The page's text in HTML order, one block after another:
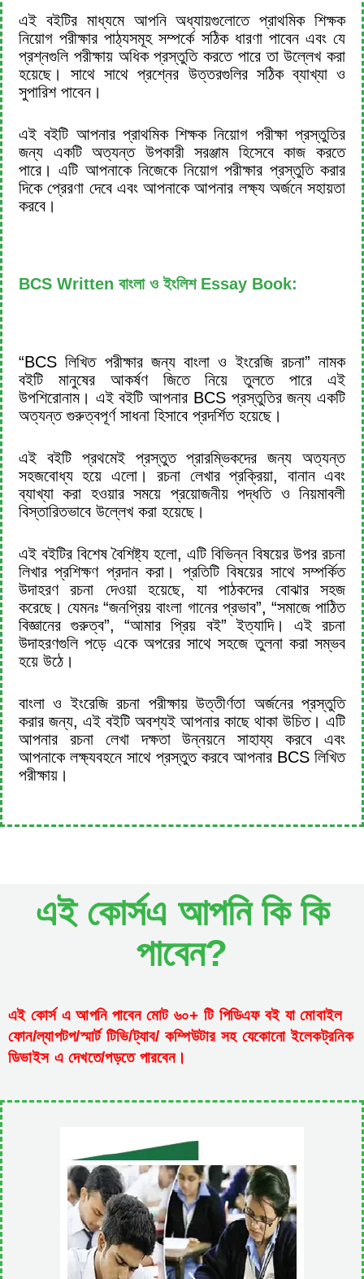
এই বইটির মাধ্যমে আপনি অধ্যায়গুলোতে প্রাথমিক শিক্ষক
নিয়োগ পরীক্ষার পাঠ্যসমূহ সম্পর্কে সঠিক ধারণা পাবেন এবং যে
প্রশ্নগুলি পরীক্ষায় অধিক প্রস্তুতি করতে পারে তা উল্লেখ করা
হয়েছে। সাথে সাথে প্রশ্নের উত্তরগুলির সঠিক ব্যাখ্যা ও
সুপারিশ পাবেন।
এই বইটি আপনার প্রাথমিক শিক্ষক নিয়োগ পরীক্ষা প্রস্তুতির
জন্য একটি অত্যন্ত উপকারী সরঞ্জাম হিসেবে কাজ করতে
পারে। এটি আপনাকে নিজেকে নিয়োগ পরীক্ষার প্রস্তুতি করার
দিকে প্রেরণা দেবে এবং আপনাকে আপনার লক্ষ্য অর্জনে সহায়তা
করবে।
BCS Written বাংলা ও ইংলিশ Essay Book:
“BCS লিখিত পরীক্ষার জন্য বাংলা ও ইংরেজি রচনা” নামক
বইটি মানুষের আকর্ষণ জিতে নিয়ে তুলতে পারে এই
উপশিরোনাম। এই বইটি আপনার BCS প্রস্তুতির জন্য একটি
অত্যন্ত গুরুত্বপূর্ণ সাধনা হিসাবে প্রদর্শিত হয়েছে।
এই বইটি প্রথমেই প্রস্তুত প্রারম্ভিকদের জন্য অত্যন্ত
সহজবোধ্য হয়ে এলো। রচনা লেখার প্রক্রিয়া, বানান এবং
ব্যাখ্যা করা হওয়ার সময়ে প্রয়োজনীয় পদ্ধতি ও নিয়মাবলী
বিস্তারিতভাবে উল্লেখ করা হয়েছে।
এই বইটির বিশেষ বৈশিষ্ট্য হলো, এটি বিভিন্ন বিষয়ের উপর রচনা
লিখার প্রশিক্ষণ প্রদান করা। প্রতিটি বিষয়ের সাথে সম্পর্কিত
উদাহরণ রচনা দেওয়া হয়েছে, যা পাঠকদের বোঝার সহজ
করেছে। যেমনঃ “জনপ্রিয় বাংলা গানের প্রভাব”, “সমাজে পাঠিত
বিজ্ঞানের গুরুত্ব”, “আমার প্রিয় বই” ইত্যাদি। এই রচনা
উদাহরণগুলি পড়ে একে অপরের সাথে সহজে তুলনা করা সম্ভব
হয়ে উঠে।
বাংলা ও ইংরেজি রচনা পরীক্ষায় উত্তীর্ণতা অর্জনের প্রস্তুতি
করার জন্য, এই বইটি অবশ্যই আপনার কাছে থাকা উচিত। এটি
আপনার রচনা লেখা দক্ষতা উন্নয়নে সাহায্য করবে এবং
আপনাকে লক্ষ্যবহনে সাথে প্রস্তুত করবে আপনার BCS লিখিত
পরীক্ষায়।
এই কোর্সএ আপনি কি কি
পাবেন?
এই কোর্স এ আপনি পাবেন মোট ৬০+ টি পিডিএফ বই যা মোবাইল
ফোন/ল্যাপটপ/স্মার্ট টিভি/ট্যাব/ কম্পিউটার সহ যেকোনো ইলেকট্রনিক
ডিভাইস এ দেখতে/পড়তে পারবেন।